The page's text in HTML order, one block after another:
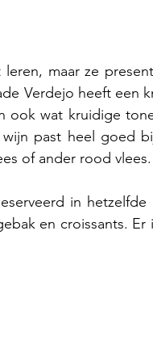
maar ze
Verdejo heeft een
ook wat kruidige
past heel goed
of ander rood vlees.
in
en croissants.